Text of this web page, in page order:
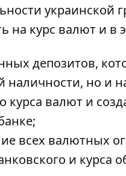
украинской
на курс валют и в
депозитов,
но и
курса валют и
всех валютных
и курса